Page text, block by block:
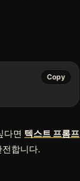
Copy
다면 텍스트 프롬프
합니다.